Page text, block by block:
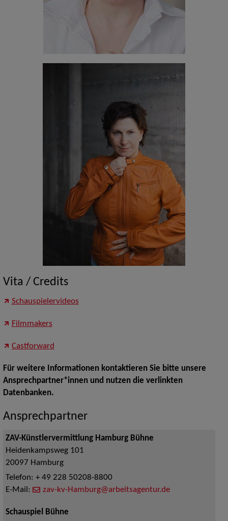
Vita / Credits
Schauspielervideos
Filmmakers
Castforward
Für weitere Informationen kontaktieren Sie bitte unsere
Ansprechpartner*innen und nutzen die verlinkten
Datenbanken.
Ansprechpartner
ZAV-Künstlervermittlung Hamburg Bühne
Heidenkampsweg 101
20097 Hamburg
Telefon: + 49 228 50208-8800
E-Mail:
zav-kv-Hamburg@arbeitsagentur.de
Schauspiel Bühne